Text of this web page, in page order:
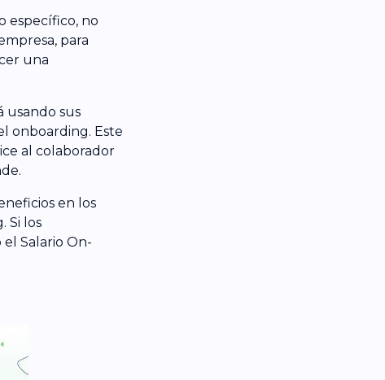
específico, no
para
una
usando sus
onboarding. Este
al colaborador
en los
Si los
Salario On-